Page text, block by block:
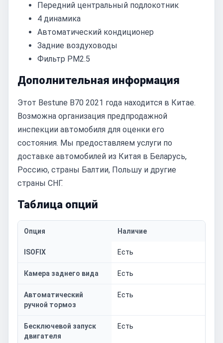
Передний центральный подлокотник
4 динамика
Автоматический кондиционер
Задние воздуховоды
Фильтр PM2.5
Дополнительная информация
Этот Bestune B70 2021 года находится в Китае.
Возможна организация предпродажной
инспекции автомобиля для оценки его
состояния. Мы предоставляем услуги по
доставке автомобилей из Китая в Беларусь,
Россию, страны Балтии, Польшу и другие
страны СНГ.
Таблица опций
Опция Наличие
ISOFIX Есть
Камера заднего вида Есть
Автоматический
ручной тормоз
Есть
Бесключевой запуск
двигателя
Есть